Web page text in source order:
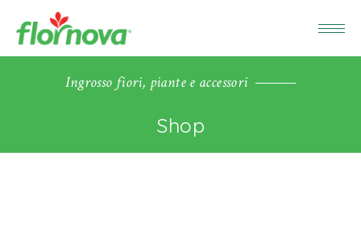
Ingrosso fiori, piante e accessori
Shop